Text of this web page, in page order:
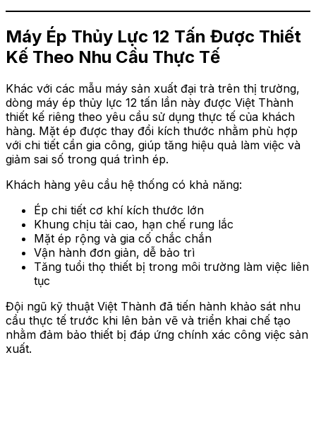
Máy Ép Thủy Lực 12 Tấn Được Thiết
Kế Theo Nhu Cầu Thực Tế
Khác với các mẫu máy sản xuất đại trà trên thị trường,
dòng máy ép thủy lực 12 tấn lần này được Việt Thành
thiết kế riêng theo yêu cầu sử dụng thực tế của khách
hàng. Mặt ép được thay đổi kích thước nhằm phù hợp
với chi tiết cần gia công, giúp tăng hiệu quả làm việc và
giảm sai số trong quá trình ép.
Khách hàng yêu cầu hệ thống có khả năng:
Ép chi tiết cơ khí kích thước lớn
Khung chịu tải cao, hạn chế rung lắc
Mặt ép rộng và gia cố chắc chắn
Vận hành đơn giản, dễ bảo trì
Tăng tuổi thọ thiết bị trong môi trường làm việc liên
tục
Đội ngũ kỹ thuật Việt Thành đã tiến hành khảo sát nhu
cầu thực tế trước khi lên bản vẽ và triển khai chế tạo
nhằm đảm bảo thiết bị đáp ứng chính xác công việc sản
xuất.